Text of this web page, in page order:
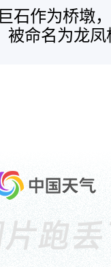
石作为桥墩
被命名为龙凤